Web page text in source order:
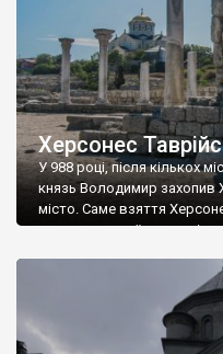
Херсонес
У 988 році, після кількох
князь Володимир захопив
місто. Саме взяття
диктувати свої умови
Херсонесі Володимир-
А потім було Хрещення